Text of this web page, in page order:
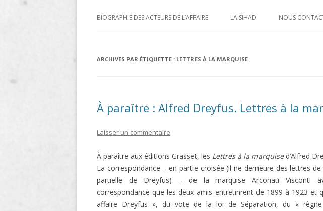
ARCHIVES
ICONOTHÈQUE
CARTES POSTALES ET
L’AFFAIRE DREYFUS AU
PHOTOGRAPHIES
PARLEMENTAIRES FRANÇAIS DE
LIGNE
LE MAITRON EN LIGNE
ÉDITIONS DE TEXTES
BIOGRAPHIE DES ACTEURS DE L’AFFAIRE
DREYFUS
LA SIHAD NOUS
ARCHIVES PAR ÉTIQUETTE : LETTRES À LA MARQUISE
À paraître : Alfred Dreyfus. Lettres à la
Laisser un commentaire
À paraître aux éditions Grasset, les Lettres à la marquised’Alfred
La correspondance – en partie croisée (il ne demeure des lettres de
partielle de Dreyfus) – de la marquise Arconati Visconti
correspondance que les deux amis entretinrent de 1899 à 1923 et
affaire Dreyfus », du vote de la loi de Séparation, du «